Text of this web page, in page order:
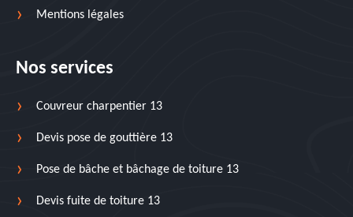
Mentions légales
Nos services
Couvreur charpentier 13
Devis pose de gouttière 13
Pose de bâche et bâchage de toiture 13
Devis fuite de toiture 13